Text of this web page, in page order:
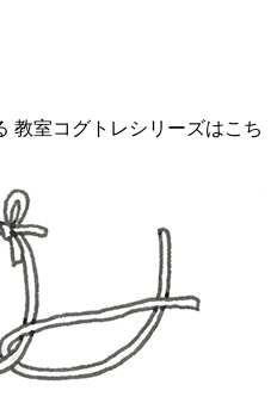
教室コグトレシリーズはこち